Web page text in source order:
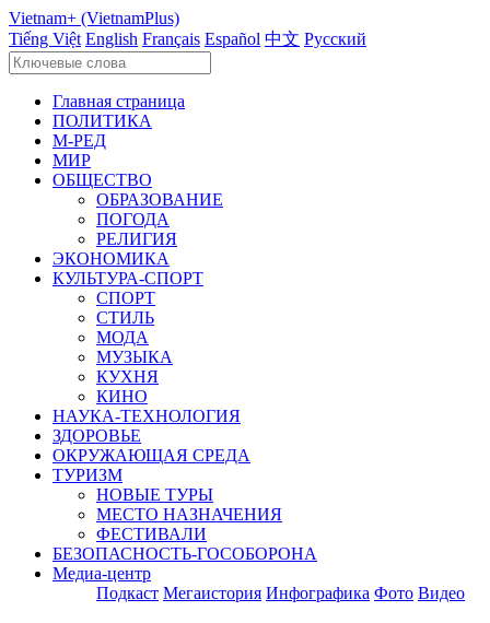
Vietnam+ (VietnamPlus)
Tiếng Việt English Français Español 中文 Русский
Главная страница
ПОЛИТИКА
М-РЕД
МИР
ОБЩЕСТВО
ОБРАЗОВАНИЕ
ПОГОДА
РЕЛИГИЯ
ЭКОНОМИКА
КУЛЬТУРА-СПОРТ
СПОРТ
СТИЛЬ
МОДА
МУЗЫКА
КУХНЯ
КИНО
НАУКА-ТЕХНОЛОГИЯ
ЗДОРОВЬЕ
ОКРУЖАЮЩАЯ СРЕДА
ТУРИЗМ
НОВЫЕ ТУРЫ
МЕСТО НАЗНАЧЕНИЯ
ФЕСТИВАЛИ
БЕЗОПАСНОСТЬ-ГОСОБОРОНА
Медиа-центр
Подкаст Мегаистория Инфографика Фото Видео